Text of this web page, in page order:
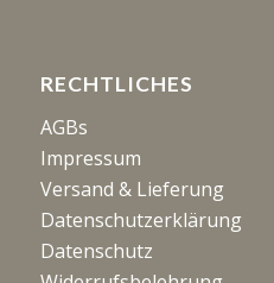
RECHTLICHES
AGBs
Impressum
Versand & Lieferung
Datenschutzerklärung
Datenschutz